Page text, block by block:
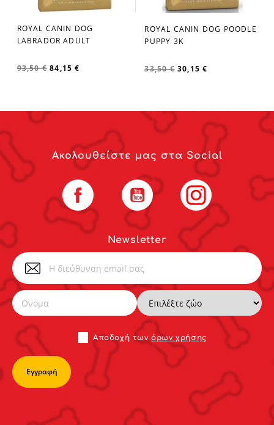
favorite_border
ROYAL CANIN DOG
LABRADOR ADULT
93,50 € 84,15 €
favorite_border
ROYAL CANIN DOG POODLE
PUPPY 3K
33,50 € 30,15 €
Newsletter
Αποδoχή τωνόρων χρήσης
Ακολουθείστε μας στα Social
Facebook YouTube Instagram